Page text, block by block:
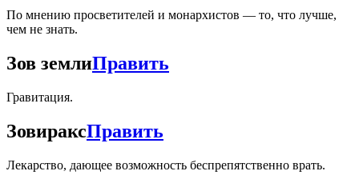
По мнению просветителей и монархистов — то, что лучше,
чем не знать.
Зов землиПравить
Гравитация.
ЗовираксПравить
Лекарство, дающее возможность беспрепятственно врать.